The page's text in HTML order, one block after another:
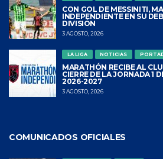
CON GOL DE MESSINITI,
INDEPENDIENTE EN SU
DIVISIÓN
3 AGOSTO, 2026
LA LIGA NOTICIAS
MARATHÓN RECIBE AL
CIERRE DE LA JORNADA 1
2026-2027
3 AGOSTO, 2026
COMUNICADOS OFICIALES